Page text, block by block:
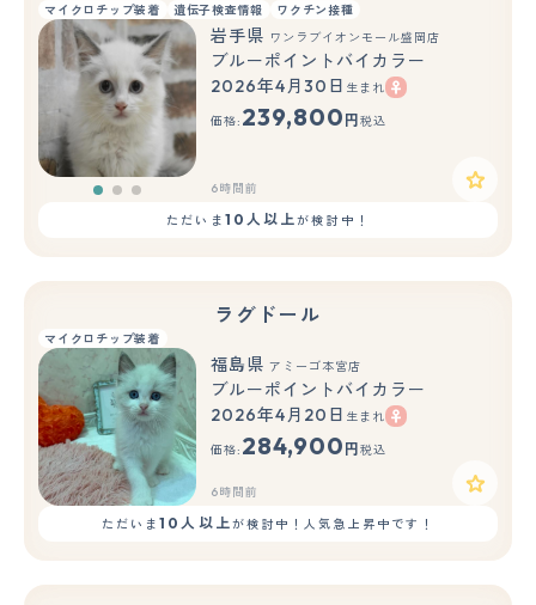
マイクロチップ装着 遺伝子検査情報 ワクチン接種
もっと見る
岩手県 ワンラブイオンモール盛岡店
ブルーポイントバイカラー
2026年4月30日 生まれ
価格: 239,800 円 税込
6時間前
ただいま 10人以上が検討中！
ラグドール
マイクロチップ装着
福島県 アミーゴ本宮店
ブルーポイントバイカラー
2026年4月20日 生まれ
価格: 284,900 円 税込
6時間前
ただいま10人以上が検討中！人気急上昇中です！